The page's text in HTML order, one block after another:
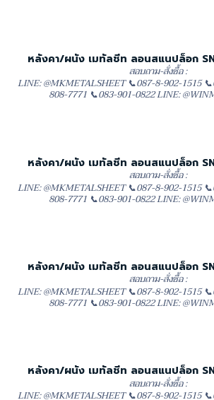
หลังคา/ผนัง เมทัลชีท ลอนสแนปล็อก
สอบถาม-สั่งซื้อ :
LINE: @MKMETALSHEET 📞087-8-902-1515
808-7771 📞083-901-0822 LINE:
หลังคา/ผนัง เมทัลชีท ลอนสแนปล็อก
สอบถาม-สั่งซื้อ :
LINE: @MKMETALSHEET 📞087-8-902-1515
808-7771 📞083-901-0822 LINE:
หลังคา/ผนัง เมทัลชีท ลอนสแนปล็อก
สอบถาม-สั่งซื้อ :
LINE: @MKMETALSHEET 📞087-8-902-1515
808-7771 📞083-901-0822 LINE:
หลังคา/ผนัง เมทัลชีท ลอนสแนปล็อก
สอบถาม-สั่งซื้อ :
LINE: @MKMETALSHEET 📞087-8-902-1515